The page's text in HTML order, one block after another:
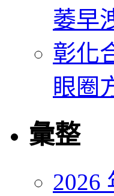
萎早
彰化
眼圈
彙整
2026